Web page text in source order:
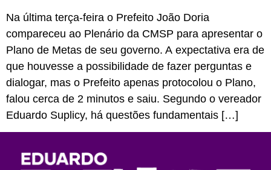
Na última terça-feira o Prefeito João Doria
compareceu ao Plenário da CMSP para apresentar o
Plano de Metas de seu governo. A expectativa era de
que houvesse a possibilidade de fazer perguntas e
dialogar, mas o Prefeito apenas protocolou o Plano,
falou cerca de 2 minutos e saiu. Segundo o vereador
Eduardo Suplicy, há questões fundamentais […]